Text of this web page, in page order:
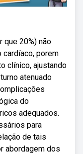
que 20%) não
cardíaco, porem
clínico, ajustando
atenuado
do
adequados.
para
de tais
abordagem dos